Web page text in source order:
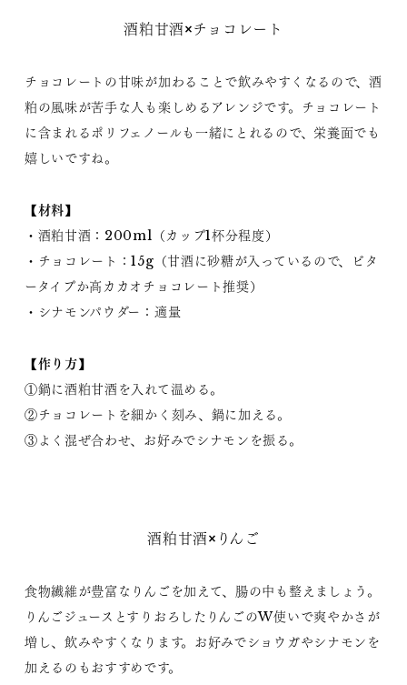
酒粕甘酒×チョコレート
チョコレートの甘味が加わることで飲みやすくなるので、酒
粕の風味が苦手な人も楽しめるアレンジです。チョコレート
に含まれるポリフェノールも一緒にとれるので、栄養面でも
嬉しいですね。
【材料】
・酒粕甘酒：200ml（カップ1杯分程度）
・チョコレート：15g（甘酒に砂糖が入っているので、ビタ
ータイプか高カカオチョコレート推奨）
・シナモンパウダー：適量
【作り方】
①鍋に酒粕甘酒を入れて温める。
②チョコレートを細かく刻み、鍋に加える。
③よく混ぜ合わせ、お好みでシナモンを振る。
酒粕甘酒×りんご
食物繊維が豊富なりんごを加えて、腸の中も整えましょう。
りんごジュースとすりおろしたりんごのW使いで爽やかさが
増し、飲みやすくなります。お好みでショウガやシナモンを
加えるのもおすすめです。